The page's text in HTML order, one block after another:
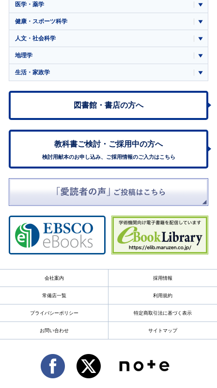
医学・薬学
健康・スポーツ科学
人文・社会科学
地理学
生活・家政学
図書館・書店の方へ
教科書ご検討・ ご採用中の方へ
検討用献本のお申し込み、ご採用情報のご入力はこちら
会社案内 採用情報
常備店一覧 利用規約
プライバシーポリシー 特定商取引法に基づく表示
お問い合わせ サイトマップ